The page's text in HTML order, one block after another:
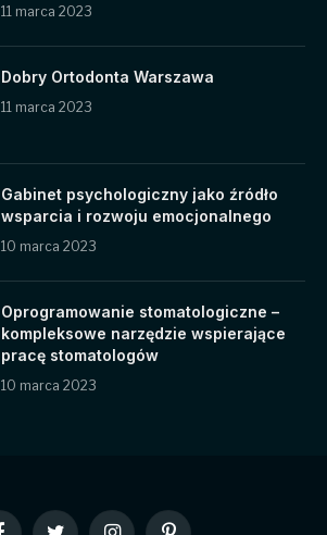
11 marca 2023
Dobry Ortodonta Warszawa
11 marca 2023
Gabinet psychologiczny jako źródło
wsparcia i rozwoju emocjonalnego
10 marca 2023
Oprogramowanie stomatologiczne –
kompleksowe narzędzie wspierające
pracę stomatologów
10 marca 2023